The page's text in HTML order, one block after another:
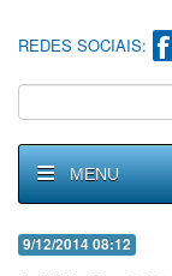
REDES SOCIAIS:
MENU
9/12/2014 08:12